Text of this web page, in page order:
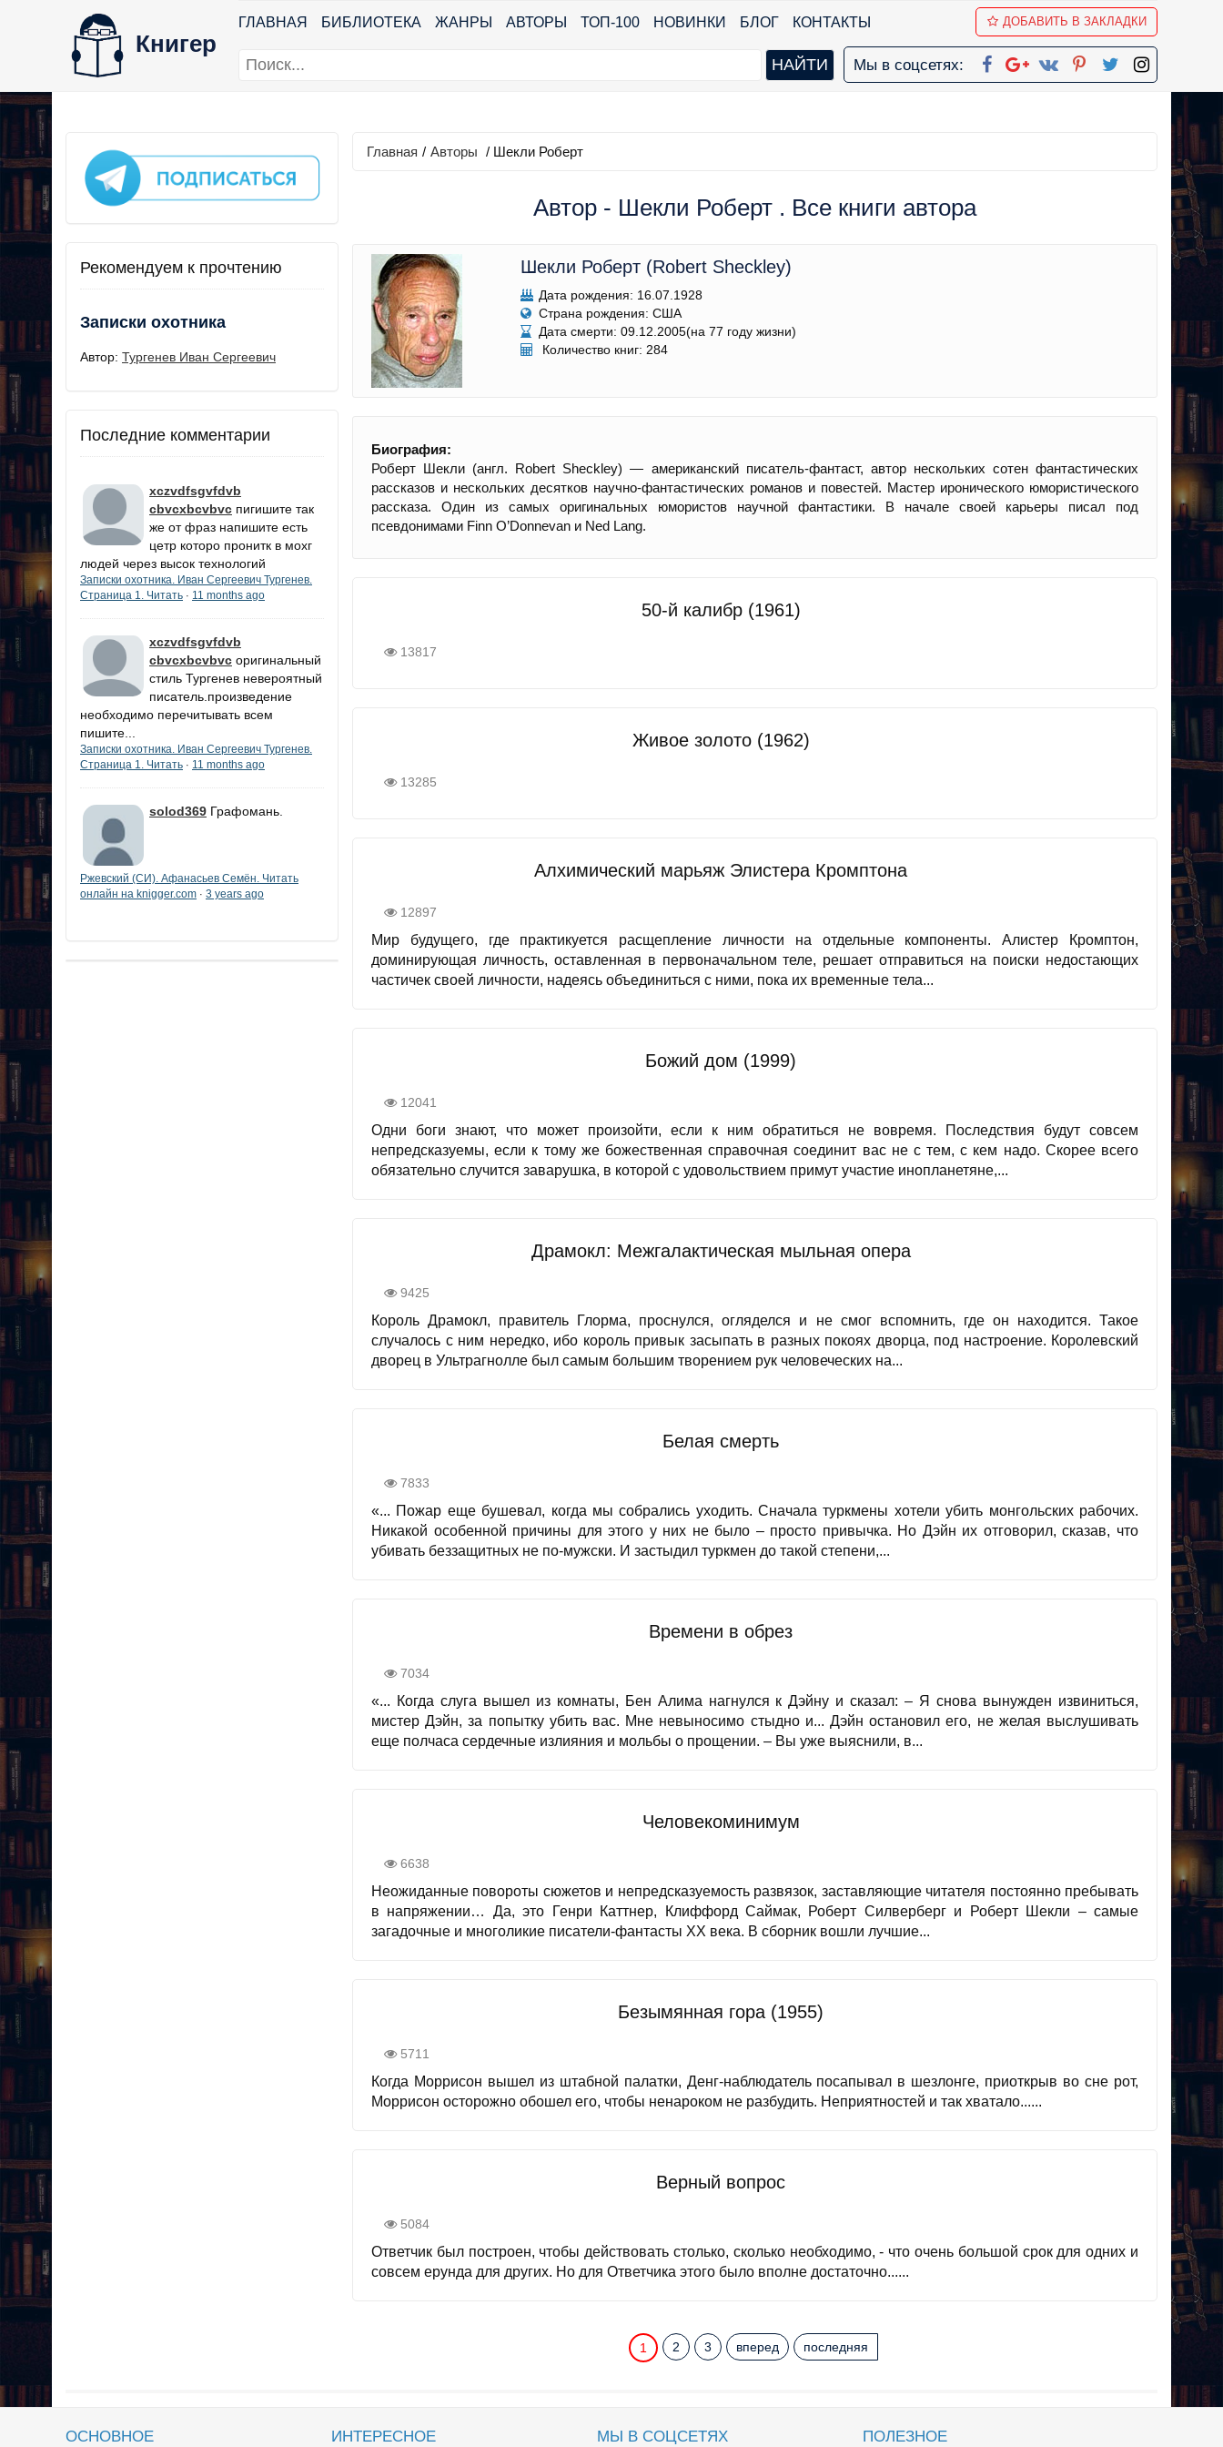
Книгер
ГЛАВНАЯ БИБЛИОТЕКА ЖАНРЫ АВТОРЫ ТОП-100 НОВИНКИ БЛОГ КОНТАКТЫ ДОБАВИТЬ В ЗАКЛАДКИ
Мы в соцсетях:
Рекомендуем к прочтению
Записки охотника
Автор: Тургенев Иван Сергеевич
Последние комментарии
xczvdfsgvfdvb
cbvcxbcvbvc пигишите так
же от фраз напишите есть
цетр которо пронитк в мохг
людей через высок технологий
Записки охотника. Иван Сергеевич Тургенев.
Страница 1. Читать · 11 months ago
xczvdfsgvfdvb
cbvcxbcvbvc оригинальный
стиль Тургенев невероятный
писатель.произведение
необходимо перечитывать всем
пишите...
Записки охотника. Иван Сергеевич Тургенев.
Страница 1. Читать · 11 months ago
solod369 Графомань.
Ржевский (СИ). Афанасьев Семён. Читать
онлайн на knigger.com · 3 years ago
Главная / Авторы / Шекли Роберт
Автор - Шекли Роберт . Все книги автора
Шекли Роберт (Robert Sheckley)
Дата рождения: 16.07.1928
Страна рождения: США
Дата смерти: 09.12.2005(на 77 году жизни)
Количество книг: 284
Биография:
Роберт Шекли (англ. Robert Sheckley) — американский писатель-фантаст, автор нескольких сотен фантастических
рассказов и нескольких десятков научно-фантастических романов и повестей. Мастер иронического юмористического
рассказа. Один из самых оригинальных юмористов научной фантастики. В начале своей карьеры писал под
псевдонимами Finn O’Donnevan и Ned Lang.
50-й калибр (1961)
13817
Живое золото (1962)
13285
Алхимический марьяж Элистера Кромптона
12897
Мир будущего, где практикуется расщепление личности на отдельные компоненты. Алистер Кромптон,
доминирующая личность, оставленная в первоначальном теле, решает отправиться на поиски недостающих
частичек своей личности, надеясь объединиться с ними, пока их временные тела...
Божий дом (1999)
12041
Одни боги знают, что может произойти, если к ним обратиться не вовремя. Последствия будут совсем
непредсказуемы, если к тому же божественная справочная соединит вас не с тем, с кем надо. Скорее всего
обязательно случится заварушка, в которой с удовольствием примут участие инопланетяне,...
Драмокл: Межгалактическая мыльная опера
9425
Король Драмокл, правитель Глорма, проснулся, огляделся и не смог вспомнить, где он находится. Такое
случалось с ним нередко, ибо король привык засыпать в разных покоях дворца, под настроение. Королевский
дворец в Ультрагнолле был самым большим творением рук человеческих на...
Белая смерть
7833
«... Пожар еще бушевал, когда мы собрались уходить. Сначала туркмены хотели убить монгольских рабочих.
Никакой особенной причины для этого у них не было – просто привычка. Но Дэйн их отговорил, сказав, что
убивать беззащитных не по-мужски. И застыдил туркмен до такой степени,...
Времени в обрез
7034
«... Когда слуга вышел из комнаты, Бен Алима нагнулся к Дэйну и сказал: – Я снова вынужден извиниться,
мистер Дэйн, за попытку убить вас. Мне невыносимо стыдно и... Дэйн остановил его, не желая выслушивать
еще полчаса сердечные излияния и мольбы о прощении. – Вы уже выяснили, в...
Человекоминимум
6638
Неожиданные повороты сюжетов и непредсказуемость развязок, заставляющие читателя постоянно пребывать
в напряжении… Да, это Генри Каттнер, Клиффорд Саймак, Роберт Силверберг и Роберт Шекли – самые
загадочные и многоликие писатели-фантасты ХХ века. В сборник вошли лучшие...
Безымянная гора (1955)
5711
Когда Моррисон вышел из штабной палатки, Денг-наблюдатель посапывал в шезлонге, приоткрыв во сне рот,
Моррисон осторожно обошел его, чтобы ненароком не разбудить. Неприятностей и так хватало......
Верный вопрос
5084
Ответчик был построен, чтобы действовать столько, сколько необходимо, - что очень большой срок для одних и
совсем ерунда для других. Но для Ответчика этого было вполне достаточно......
1 2 3 вперед последняя
ОСНОВНОЕ ИНТЕРЕСНОЕ МЫ В СОЦСЕТЯХ ПОЛЕЗНОЕ